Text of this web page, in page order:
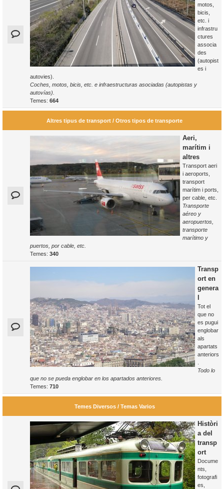
motos,
bicis,
etc. i
infrastru
ctures
associa
des
(autopist
es i
autovies).
Coches, motos, bicis, etc. e infraestructuras asociadas (autopistas y
autovías).
Temes: 664
Altres tipus de transport / Otros tipos de transporte
Aeri,
marítim i
altres
Transport aeri
i aeroports,
transport
marítim i ports,
per cable, etc.
Transporte
aéreo y
aeropuertos,
transporte
marítimo y
puertos, por cable, etc.
Temes: 340
Transp
ort en
genera
Tot el
que no
es pugui
englobar
als
apartats
anteriors
Todo lo
que no se pueda englobar en los apartados anteriores.
Temes: 710
Temes Diversos / Temas Varios
Històri
a del
transp
ort
Docume
nts,
fotografi
es,